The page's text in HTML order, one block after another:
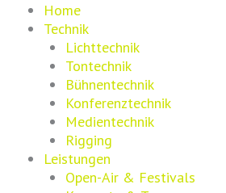
Home
Technik
Lichttechnik
Tontechnik
Bühnentechnik
Konferenztechnik
Medientechnik
Rigging
Leistungen
Open-Air & Festivals